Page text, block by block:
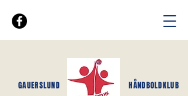
HÅNDBOLDKLUB
GAUERSLUND